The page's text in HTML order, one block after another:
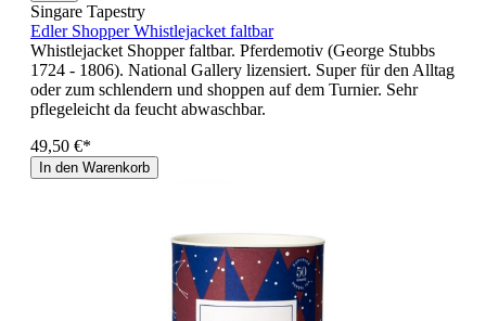
Singare Tapestry
Edler Shopper Whistlejacket faltbar
Whistlejacket Shopper faltbar. Pferdemotiv (George Stubbs
1724 - 1806). National Gallery lizensiert. Super für den Alltag
oder zum schlendern und shoppen auf dem Turnier. Sehr
pflegeleicht da feucht abwaschbar.
49,50 €*
In den Warenkorb